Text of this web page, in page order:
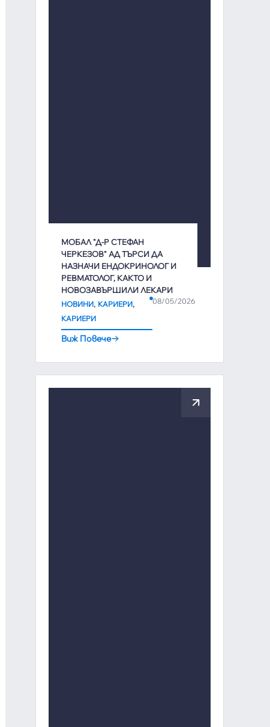
МОБАЛ "Д-Р СТЕФАН
ЧЕРКЕЗОВ" АД ТЪРСИ ДА
НАЗНАЧИ ЕНДОКРИНОЛОГ И
РЕВМАТОЛОГ, КАКТО И
НОВОЗАВЪРШИЛИ ЛЕКАРИ
08/05/2026
НОВИНИ, КАРИЕРИ,
КАРИЕРИ
Виж Повече